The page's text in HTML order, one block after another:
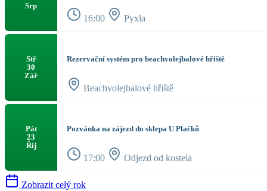
Srp
16:00 Pyxla
Stř
30
Zář
Rezervační systém pro beachvolejbalové hřiště
Beachvolejbalové hřiště
Pát
23
Říj
Pozvánka na zájezd do sklepa U Plačků
17:00 Odjezd od kostela
Zobrazit celý rok